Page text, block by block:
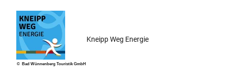
© Bad Wünnenberg Touristik GmbH
Kneipp Weg Energie